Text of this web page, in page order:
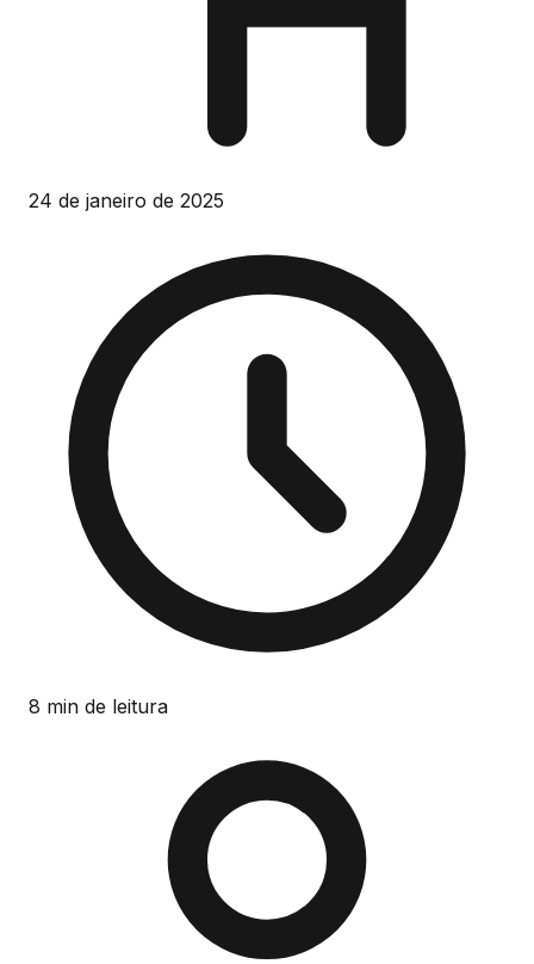
24 de janeiro de 2025
8 min de leitura